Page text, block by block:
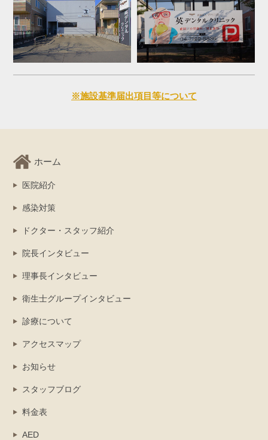
※施設基準届出項目等について
ホーム
医院紹介
感染対策
ドクター・スタッフ紹介
院長インタビュー
理事長インタビュー
衛生士グループインタビュー
診療について
アクセスマップ
お知らせ
スタッフブログ
料金表
AED